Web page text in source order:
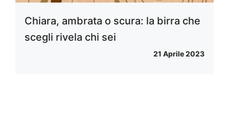
Chiara, ambrata o scura: la birra che
scegli rivela chi sei
21 Aprile 2023